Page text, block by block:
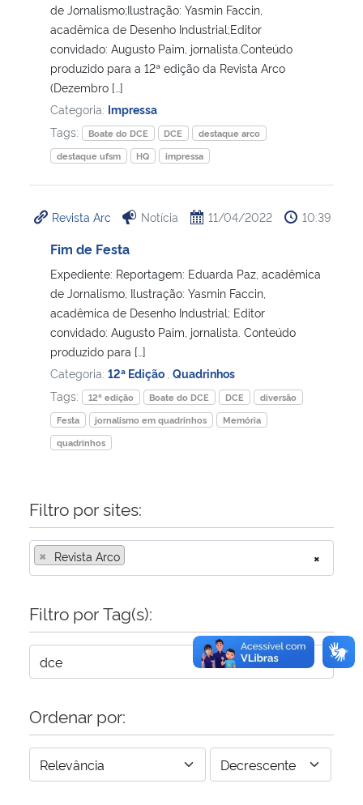
Ministério de Minas e Energia
Ministério da Ciência, Tecnologia, Inovações e Comunicações
Ministério do Meio Ambiente
Ministério do Turismo
Ministério da Mulher, da Família e dos Direitos Humanos
Secretaria-Geral
Secretaria de Governo
Gabinete de Segurança Institucional
Advocacia-Geral da União
de Jornalismo;Ilustração: Yasmin Faccin,
acadêmica de Desenho Industrial;Editor
convidado: Augusto Paim, jornalista.Conteúdo
produzido para a 12ª edição da Revista Arco
(Dezembro […]
Categoria: Impressa
Tags:
Boate do DCE DCE
destaque arco
destaque ufsm
HQ impressa
Revista Arc Notícia 11/04/2022 10:39
Fim de Festa
Expediente: Reportagem: Eduarda Paz, acadêmica
de Jornalismo; Ilustração: Yasmin Faccin,
acadêmica de Desenho Industrial; Editor
convidado: Augusto Paim, jornalista. Conteúdo
produzido para […]
Categoria: 12ª Edição Quadrinhos
Tags:
12ª edição Boate do DCE DCE
diversão
Festa
jornalismo em quadrinhos
Memória
quadrinhos
Filtro por sites:
×
× Revista Arco
Filtro por Tag(s):
Ordenar por: